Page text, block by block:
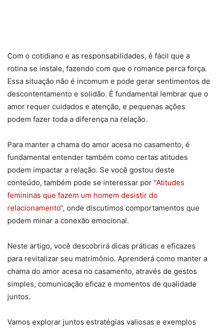
Com o cotidiano e as responsabilidades, é fácil que a
rotina se instale, fazendo com que o romance perca força.
Essa situação não é incomum e pode gerar sentimentos de
descontentamento e solidão. É fundamental lembrar que o
amor requer cuidados e atenção, e pequenas ações
podem fazer toda a diferença na relação.
Para manter a chama do amor acesa no casamento, é
fundamental entender também como certas atitudes
podem impactar a relação. Se você gostou deste
conteúdo, também pode se interessar por “Atitudes
femininas que fazem um homem desistir do
relacionamento“, onde discutimos comportamentos que
podem minar a conexão emocional.
Neste artigo, você descobrirá dicas práticas e eficazes
para revitalizar seu matrimônio. Aprenderá como manter a
chama do amor acesa no casamento, através de gestos
simples, comunicação eficaz e momentos de qualidade
juntos.
Vamos explorar juntos estratégias valiosas e exemplos